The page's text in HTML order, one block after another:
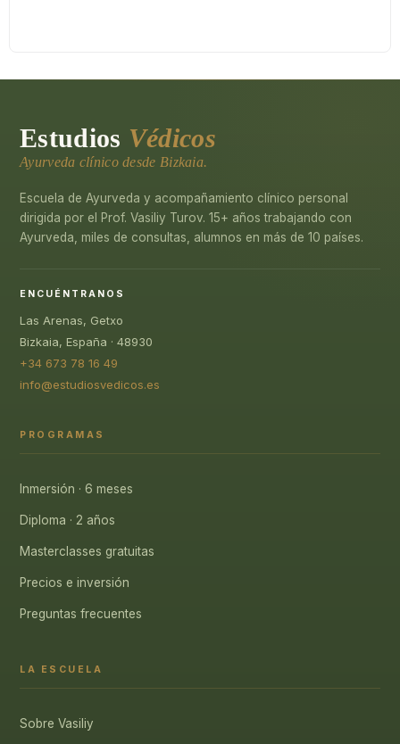
Estudios Védicos
Ayurveda clínico desde Bizkaia.
Escuela de Ayurveda y acompañamiento clínico personal
dirigida por el Prof. Vasiliy Turov. 15+ años trabajando con
Ayurveda, miles de consultas, alumnos en más de 10 países.
ENCUÉNTRANOS
Las Arenas, Getxo
Bizkaia, España · 48930
+34 673 78 16 49
info@estudiosvedicos.es
PROGRAMAS
Inmersión · 6 meses
Diploma · 2 años
Masterclasses gratuitas
Precios e inversión
Preguntas frecuentes
LA ESCUELA
Sobre Vasiliy